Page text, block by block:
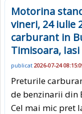
Motorina
vineri, 24 iulie
carburant in
Timisoara,
publicat 2026-07-24
Preturile
de benzinarii din
Cel mai mic pret